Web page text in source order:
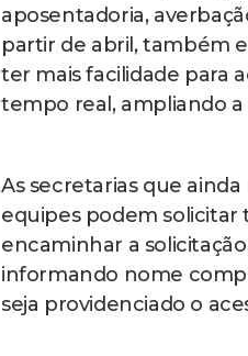
aposentadoria,
partir de abril, também
ter mais facilidade para
tempo real, ampliando
As secretarias que
equipes podem solicitar
encaminhar a
informando nome
seja providenciado o